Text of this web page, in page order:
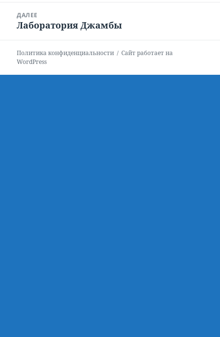
ДАЛЕЕ
Следующая
Лаборатория Джамбы
Политика конфиденциальности
Сайт работает на
WordPress